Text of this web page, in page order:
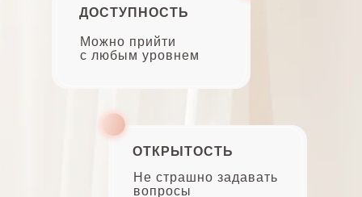
Можно прийти
с любым уровнем
ДОСТУПНОСТЬ
Не страшно задавать
вопросы
ОТКРЫТОСТЬ